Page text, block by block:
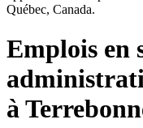
Québec, Canada.
Emplois en
à